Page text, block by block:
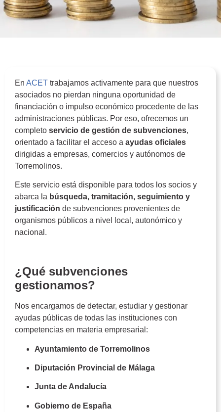
En ACET trabajamos activamente para que nuestros
asociados no pierdan ninguna oportunidad de
financiación o impulso económico procedente de las
administraciones públicas. Por eso, ofrecemos un
completo servicio de gestión de subvenciones,
orientado a facilitar el acceso a ayudas oficiales
dirigidas a empresas, comercios y autónomos de
Torremolinos.
Este servicio está disponible para todos los socios y
abarca la búsqueda, tramitación, seguimiento y
justificación de subvenciones provenientes de
organismos públicos a nivel local, autonómico y
nacional.
¿Qué subvenciones
gestionamos?
Nos encargamos de detectar, estudiar y gestionar
ayudas públicas de todas las instituciones con
competencias en materia empresarial:
Ayuntamiento de Torremolinos
Diputación Provincial de Málaga
Junta de Andalucía
Gobierno de España